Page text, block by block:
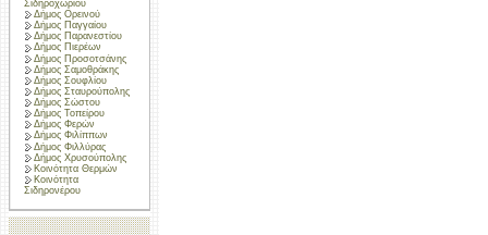
Σιδηροχωρίου
Δήμος Ορεινού
Δήμος Παγγαίου
Δήμος Παρανεστίου
Δήμος Πιερέων
Δήμος Προσοτσάνης
Δήμος Σαμοθράκης
Δήμος Σουφλίου
Δήμος Σταυρούπολης
Δήμος Σώστου
Δήμος Τοπείρου
Δήμος Φερών
Δήμος Φιλίππων
Δήμος Φιλλύρας
Δήμος Χρυσούπολης
Κοινότητα Θερμών
Κοινότητα
Σιδηρονέρου